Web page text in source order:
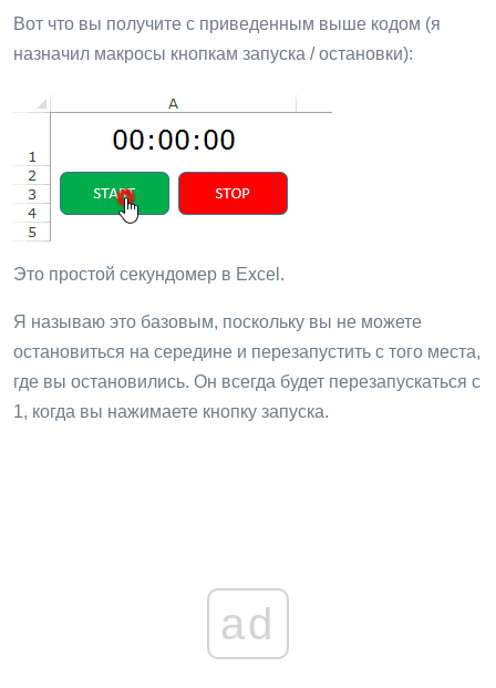
Вот что вы получите с приведенным выше кодом (я
назначил макросы кнопкам запуска / остановки):
Это простой секундомер в Excel.
Я называю это базовым, поскольку вы не можете
остановиться на середине и перезапустить с того места,
где вы остановились. Он всегда будет перезапускаться с
1, когда вы нажимаете кнопку запуска.
ad